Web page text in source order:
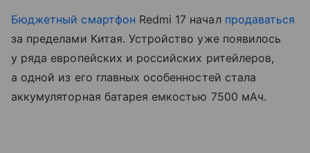
Бюджетный смартфон Redmi 17 начал продаваться
за пределами Китая. Устройство уже появилось
у ряда европейских и российских ритейлеров,
а одной из его главных особенностей стала
аккумуляторная батарея емкостью 7500 мАч.